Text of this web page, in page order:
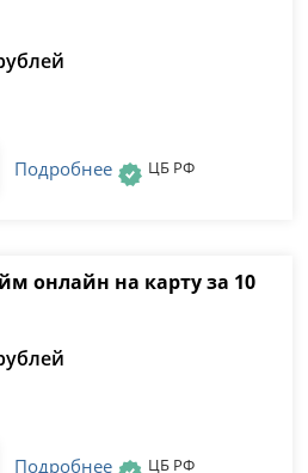
Подробнее ЦБ РФ
онлайн на карту за 10
Подробнее ЦБ РФ